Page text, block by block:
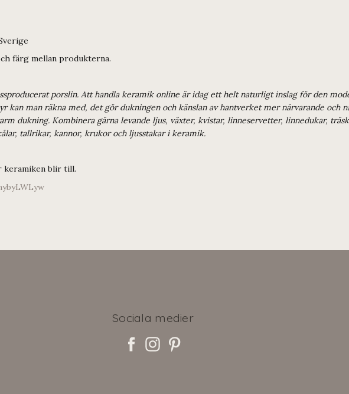
färg mellan produkterna.
porslin. Att handla keramik online är idag ett helt naturligt inslag för den
kan man räkna med, det gör dukningen och känslan av hantverket mer närvarande och
dukning. Kombinera gärna levande ljus, växter, kvistar, linneservetter, linnedukar,
tallrikar, kannor, krukor och ljusstakar i keramik.
keramiken blir till.
Sociala medier